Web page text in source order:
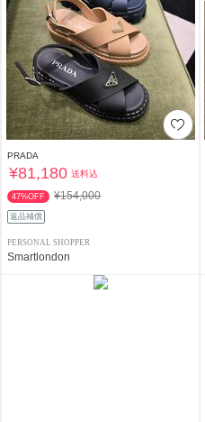
PRADA
¥81,180 送料込
47%OFF ¥154,000
返品補償
PERSONAL SHOPPER
Smartlondon